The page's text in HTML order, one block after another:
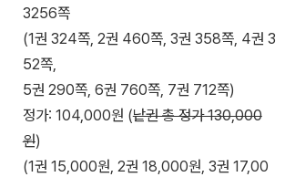
3256쪽
(1권 324쪽, 2권 460쪽, 3권 358쪽, 4권 3
52쪽,
5권 290쪽, 6권 760쪽, 7권 712쪽)
정가: 104,000원 (낱권 총 정가 130,000
원)
(1권 15,000원, 2권 18,000원, 3권 17,00